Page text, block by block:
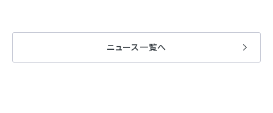
ニュース一覧へ